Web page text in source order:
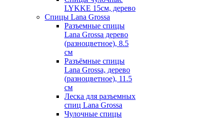
LYKKE 15см, дерево
Спицы Lana Grossa
Разъемные спицы
Lana Grossa дерево
(разноцветное), 8.5
см
Разъёмные спицы
Lana Grossa, дерево
(разноцветное), 11.5
см
Леска для разъемных
спиц Lana Grossa
Чулочные спицы